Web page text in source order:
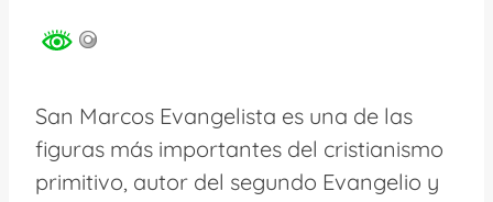
San Marcos Evangelista es una de las
figuras más importantes del cristianismo
primitivo, autor del segundo Evangelio y